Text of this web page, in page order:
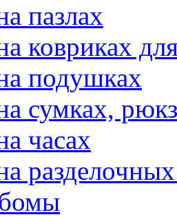
пазлах
ковриках
подушках
сумках,
часах